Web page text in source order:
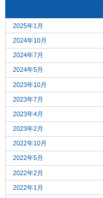
2025年1月
2024年10月
2024年7月
2024年5月
2023年10月
2023年7月
2023年4月
2023年2月
2022年10月
2022年5月
2022年2月
2022年1月